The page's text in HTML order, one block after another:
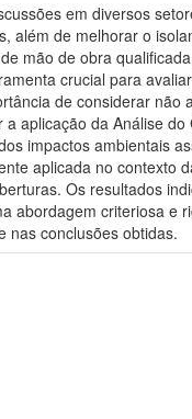
em diversos
além de melhorar o
mão de obra
crucial para
de considerar não
aplicação da Análise do
impactos ambientais
aplicada no contexto
Os resultados
abordagem criteriosa e
nas conclusões obtidas.